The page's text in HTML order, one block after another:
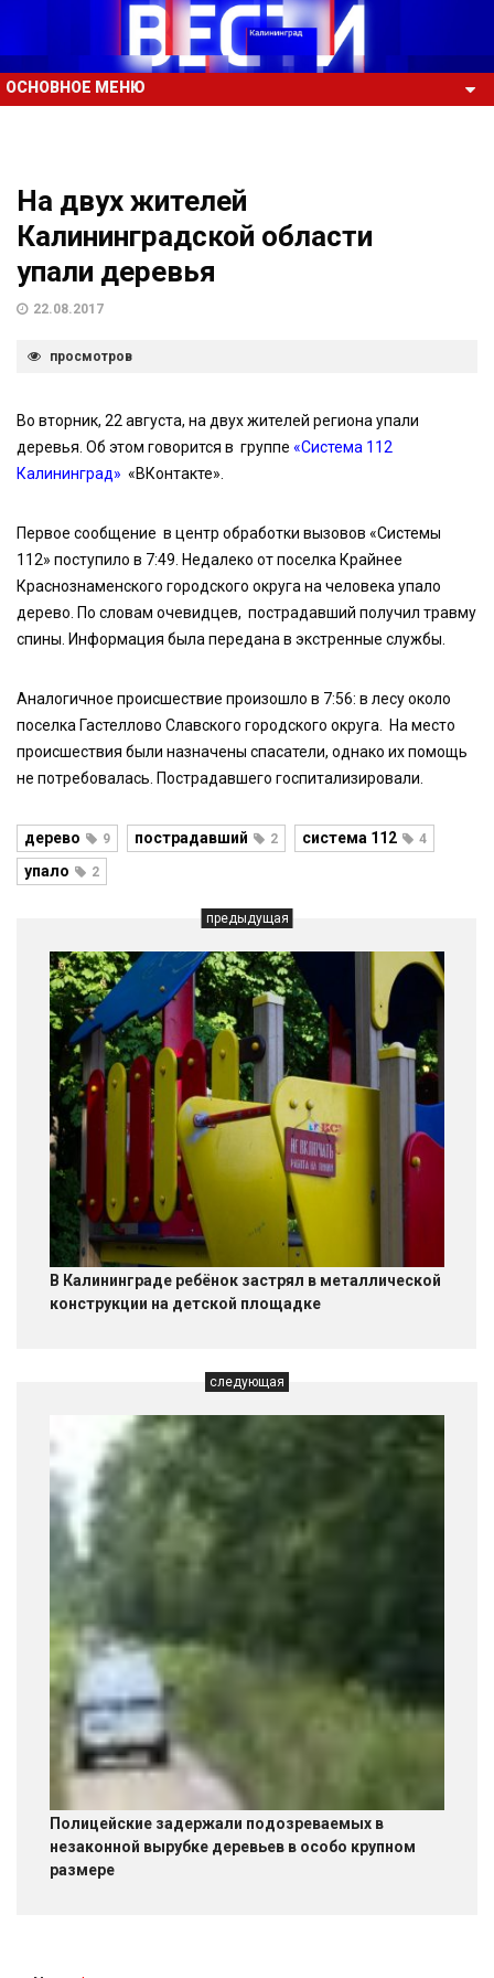
ОСНОВНОЕ МЕНЮ
На двух жителей
Калининградской области
упали деревья
22.08.2017
просмотров
Во вторник, 22 августа, на двух жителей региона упали
деревья. Об этом говорится в группе «Система 112
Калининград» «ВКонтакте».
Первое сообщение в центр обработки вызовов «Системы
112» поступило в 7:49. Недалеко от поселка Крайнее
Краснознаменского городского округа на человека упало
дерево. По словам очевидцев, пострадавший получил травму
спины. Информация была передана в экстренные службы.
Аналогичное происшествие произошло в 7:56: в лесу около
поселка Гастеллово Славского городского округа. На место
происшествия были назначены спасатели, однако их помощь
не потребовалась. Пострадавшего госпитализировали.
дерево 9 пострадавший 2 система 112 4
упало 2
предыдущая
В Калининграде ребёнок застрял в металлической
конструкции на детской площадке
следующая
Полицейские задержали подозреваемых в
незаконной вырубке деревьев в особо крупном
размере